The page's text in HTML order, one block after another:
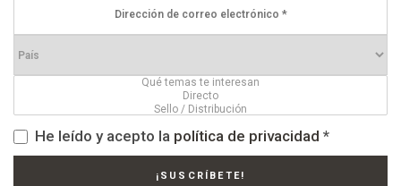
He leído y acepto la política de privacidad *